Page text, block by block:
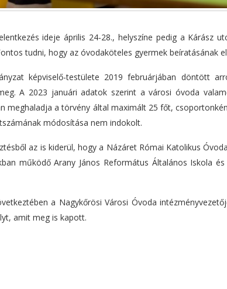
ideje április 24-28., helyszíne pedig a Kárász
tudni, hogy az óvodaköteles gyermek beíratásának
képviselő-testülete 2019 februárjában döntött
A 2023 januári adatok szerint a városi óvoda
meghaladja a törvény által maximált 25 főt,
módosítása nem indokolt.
az is kiderül, hogy a Názáret Római Katolikus
működő Arany János Református Általános Iskola
a Nagykőrösi Városi Óvoda
amit meg is kapott.